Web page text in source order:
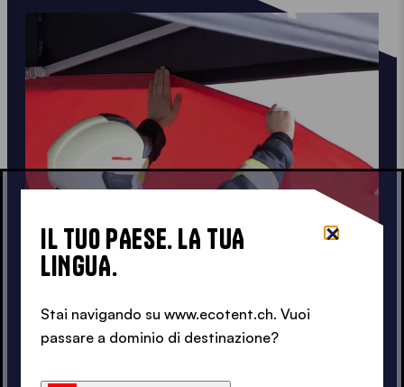
IL TUO PAESE. LA TUA
LINGUA.
Stai navigando su www.ecotent.ch. Vuoi
passare a dominio di destinazione?